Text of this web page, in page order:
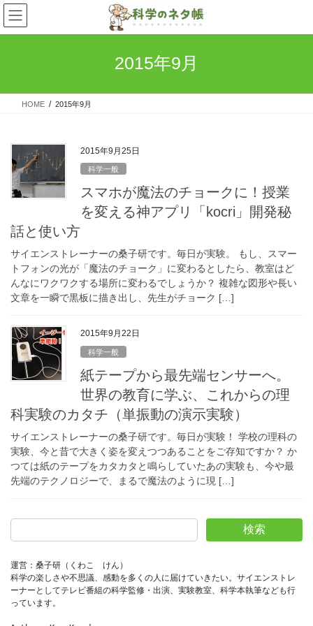
コ
ン
テ
ス
ナ
ビ
ゲ
ン
2015年9月
HOME 2015年9月
2015年9月25日
科学一般
スマホが魔法のチョークに！授業
を変える神アプリ「kocri」開発秘
話と使い方
サイエンストレーナーの桑子研です。毎日が実験。 もし、スマー
トフォンの光が「魔法のチョーク」に変わるとしたら、教室はど
んなにワクワクする場所に変わるでしょうか？ 複雑な図形や長い
文章を一瞬で黒板に描き出し、先生がチョーク […]
2015年9月22日
科学一般
紙テープから最先端センサーへ。
世界の教育に学ぶ、これからの理
科実験のカタチ（単振動の演示実験）
サイエンストレーナーの桑子研です。毎日が実験！ 学校の理科の
実験、今と昔で大きく姿を変えつつあることをご存知ですか？ か
つては紙のテープをカタカタと鳴らしていたあの実験も、今や最
先端のテクノロジーで、まるで魔法のように現 […]
検索
運営：桑子研（くわこ　けん）
科学の楽しさや不思議、感動を多くの人に届けていきたい。サイエンストレ
ーナーとしてテレビ番組の科学監修・出演、実験教室、科学本執筆なども行
っています。